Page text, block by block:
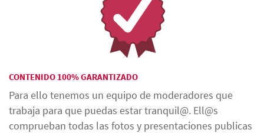
CONTENIDO 100% GARANTIZADO
Para ello tenemos un equipo de moderadores que
trabaja para que puedas estar tranquil@. Ell@s
comprueban todas las fotos y presentaciones publicas